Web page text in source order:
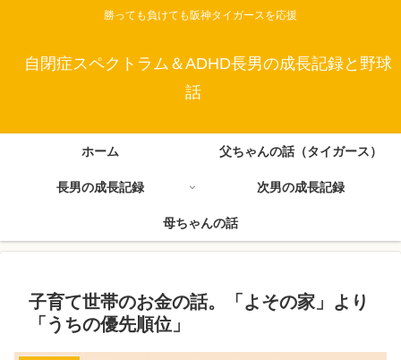
勝っても負けても阪神タイガースを応援
自閉症スペクトラム＆ADHD長男の成長記録と野球
話
ホーム 父ちゃんの話（タイガース）
長男の成長記録 次男の成長記録
母ちゃんの話
子育て世帯のお金の話。「よその家」より
「うちの優先順位」